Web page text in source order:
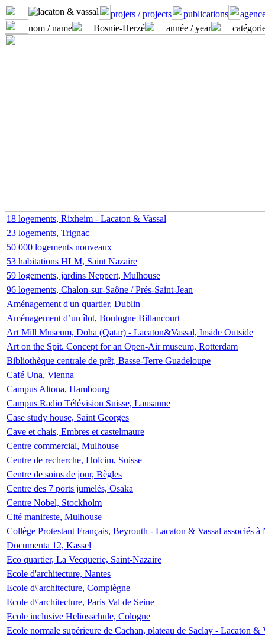
projets / projects publications
nom / name
Bosnie-Herzé année / year
18 logements, Rixheim - Lacaton & Vassal
23 logements, Trignac
50 000 logements nouveaux
53 habitations HLM, Saint Nazaire
59 logements, jardins Neppert, Mulhouse
96 logements, Chalon-sur-Saône / Prés-Saint-Jean
Aménagement d'un quartier, Dublin
Aménagement d’un îlot, Boulogne Billancourt
Art Mill Museum, Doha (Qatar) - Lacaton&Vassal, Inside Outside
Art on the Spit. Concept for an Open-Air museum, Rotterdam
Bibliothèque centrale de prêt, Basse-Terre Guadeloupe
Café Una, Vienna
Campus Altona, Hambourg
Campus Radio Télévision Suisse, Lausanne
Case study house, Saint Georges
Cave et chais, Embres et castelmaure
Centre commercial, Mulhouse
Centre de recherche, Holcim, Suisse
Centre de soins de jour, Bègles
Centre des 7 ports jumelés, Osaka
Centre Nobel, Stockholm
Cité manifeste, Mulhouse
Collège Protestant Français, Beyrouth - Lacaton & Vassal associés
Documenta 12, Kassel
Eco quartier, La Vecquerie, Saint-Nazaire
Ecole d'architecture, Nantes
Ecole d\'architecture, Compiègne
Ecole d\'architecture, Paris Val de Seine
Ecole inclusive Heliosschule, Cologne
Ecole normale supérieure de Cachan, plateau de Saclay - Lacaton &